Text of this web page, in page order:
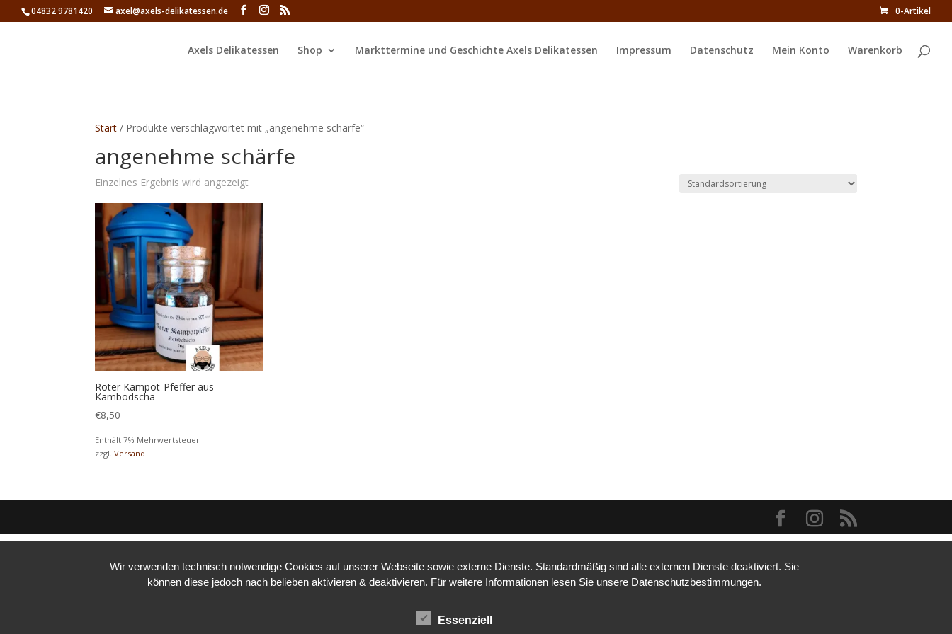
04832 9781420 axel@axels-delikatessen.de 0-Artikel
Axels Delikatessen Shop Markttermine und Geschichte Axels Delikatessen Impressum Datenschutz Mein Konto Warenkorb
Start / Produkte verschlagwortet mit „angenehme schärfe“
angenehme schärfe
Einzelnes Ergebnis wird angezeigt
Roter Kampot-Pfeffer aus
Kambodscha
€8,50
Enthält 7% Mehrwertsteuer
zzgl.Versand
Wir verwenden technisch notwendige Cookies auf unserer Webseite sowie externe Dienste. Standardmäßig sind alle externen Dienste deaktiviert. Sie
können diese jedoch nach belieben aktivieren & deaktivieren. Für weitere Informationen lesen Sie unsere Datenschutzbestimmungen.
Essenziell